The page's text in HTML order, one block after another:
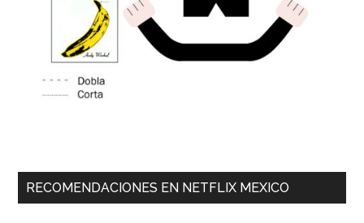
RECOMENDACIONES EN NETFLIX MEXICO